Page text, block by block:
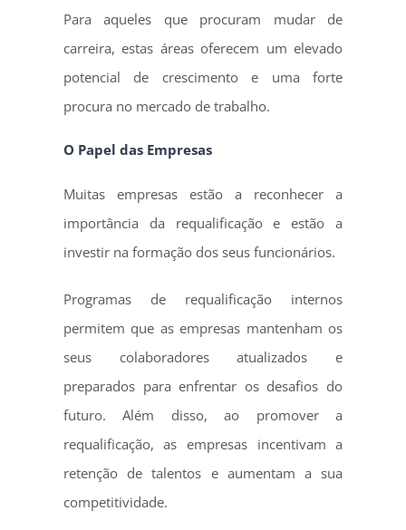
Para aqueles que procuram mudar de
carreira, estas áreas oferecem um elevado
potencial de crescimento e uma forte
procura no mercado de trabalho.
O Papel das Empresas
Muitas empresas estão a reconhecer a
importância da requalificação e estão a
investir na formação dos seus funcionários.
Programas de requalificação internos
permitem que as empresas mantenham os
seus colaboradores atualizados e
preparados para enfrentar os desafios do
futuro. Além disso, ao promover a
requalificação, as empresas incentivam a
retenção de talentos e aumentam a sua
competitividade.